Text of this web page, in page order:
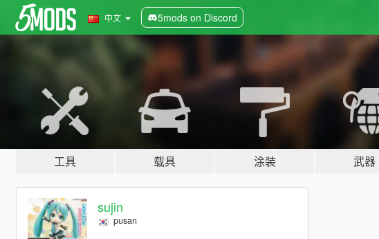
中文 5mods on Discord
工具 载具 涂装 武器
sujin
pusan